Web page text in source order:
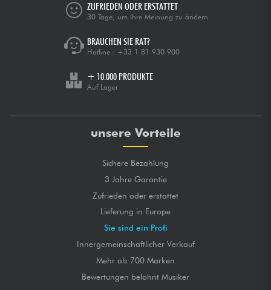
ZUFRIEDEN ODER ERSTATTET
30 Tage, um Ihre Meinung zu ändern
BRAUCHEN SIE RAT?
Hotline : +33 1 81 930 900
+ 10.000 PRODUKTE
Auf Lager
unsere Vorteile
Sichere Bezahlung
3 Jahre Garantie
Zufrieden oder erstattet
Lieferung in Europe
Sie sind ein Profi
Innergemeinschaftlicher Verkauf
Mehr als 700 Marken
Bewertungen belohnt Musiker